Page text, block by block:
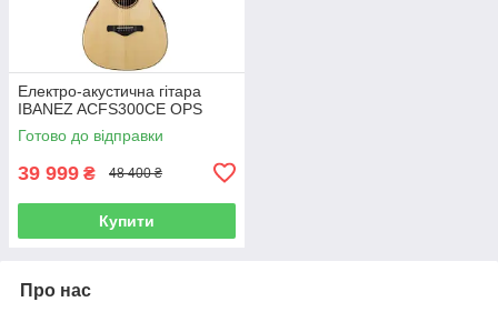
Електро-акустична гітара
IBANEZ ACFS300CE OPS
Готово до відправки
39 999 ₴ 48 400 ₴
Купити
Про нас